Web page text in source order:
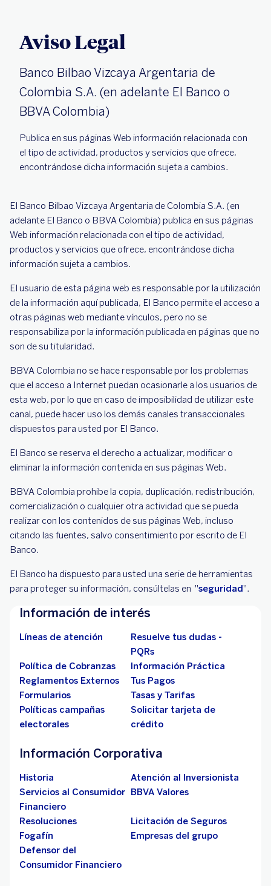
Aviso Legal
Banco Bilbao Vizcaya Argentaria de
Colombia S.A. (en adelante El Banco o
BBVA Colombia)
Publica en sus páginas Web información relacionada con
el tipo de actividad, productos y servicios que ofrece,
encontrándose dicha información sujeta a cambios.
El Banco Bilbao Vizcaya Argentaria de Colombia S.A. (en
adelante El Banco o BBVA Colombia) publica en sus páginas
Web información relacionada con el tipo de actividad,
productos y servicios que ofrece, encontrándose dicha
información sujeta a cambios.
El usuario de esta página web es responsable por la utilización
de la información aquí publicada, El Banco permite el acceso a
otras páginas web mediante vínculos, pero no se
responsabiliza por la información publicada en páginas que no
son de su titularidad.
BBVA Colombia no se hace responsable por los problemas
que el acceso a Internet puedan ocasionarle a los usuarios de
esta web, por lo que en caso de imposibilidad de utilizar este
canal, puede hacer uso los demás canales transaccionales
dispuestos para usted por El Banco.
El Banco se reserva el derecho a actualizar, modificar o
eliminar la información contenida en sus páginas Web.
BBVA Colombia prohibe la copia, duplicación, redistribución,
comercialización o cualquier otra actividad que se pueda
realizar con los contenidos de sus páginas Web, incluso
citando las fuentes, salvo consentimiento por escrito de El
Banco.
El Banco ha dispuesto para usted una serie de herramientas
para proteger su información, consúltelas en "seguridad".
Información de interés
Líneas de atención
Resuelve tus dudas -
PQRs
Política de Cobranzas
Información Práctica
Reglamentos Externos
Tus Pagos
Formularios
Tasas y Tarifas
Políticas campañas
electorales
Solicitar tarjeta de
crédito
Información Corporativa
Historia
Atención al Inversionista
Servicios al Consumidor
Financiero
BBVA Valores
Resoluciones
Licitación de Seguros
Fogafín
Empresas del grupo
Defensor del
Consumidor Financiero